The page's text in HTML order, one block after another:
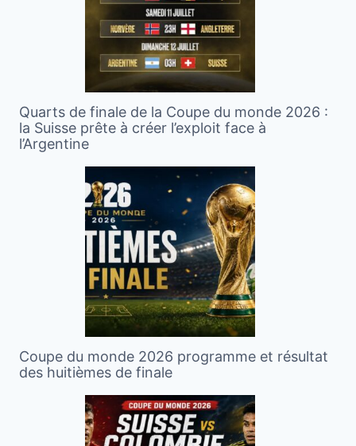
Quarts de finale de la Coupe du monde 2026 :
la Suisse prête à créer l’exploit face à
l’Argentine
Coupe du monde 2026 programme et résultat
des huitièmes de finale